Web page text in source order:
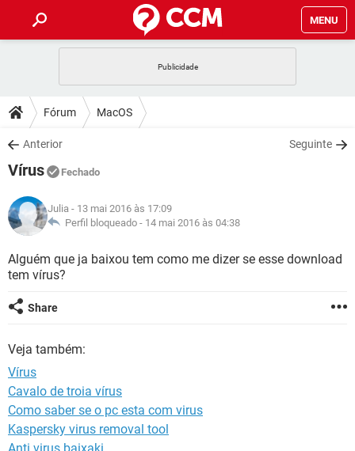
MENU
CELULAR
OUTLOOK
INSTAGRAM
GUIA DE COMPRAS
DICAS
JOGOS
INSTAGRAM
GUIA DE COMPRAS
DOWNLOADS
JOGOS
CELULAR
OUTLOOK EXCEL
INSTAGRAM GMAIL
GUIA DE COMPRAS
JOGOS
CELULAR
OUTLOOK EXCEL
GLOSSÁRIO
JOGOS WHATSAPP
CELULAR
OUTLOOK
GUIA DE COMPRAS
Fórum MacOS
Anterior Seguinte
Vírus Fechado
Julia - 13 mai 2016 às 17:09
Perfil bloqueado - 14 mai 2016 às 04:38
Alguém que ja baixou tem como me dizer se esse download
tem vírus?
Share
Veja também:
Vírus
Cavalo de troia vírus
Como saber se o pc esta com virus
Kaspersky virus removal tool